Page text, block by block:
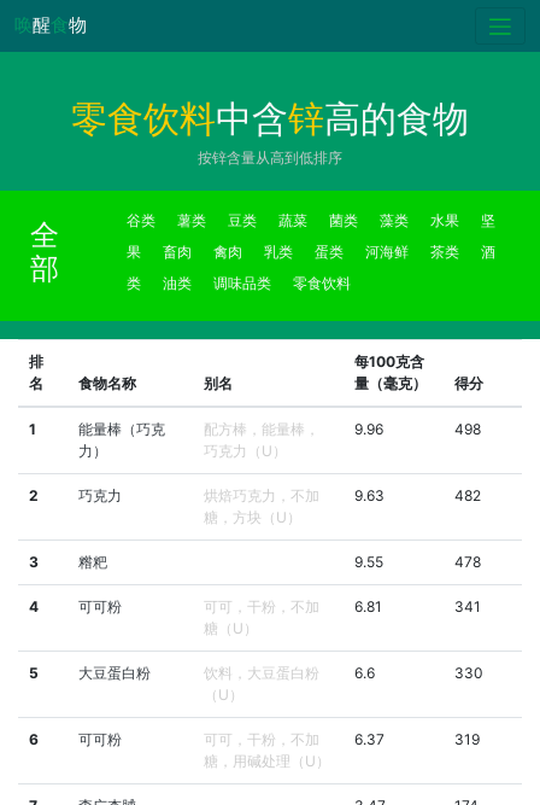
唤醒食物
零食饮料中含锌高的食物
按锌含量从高到低排序
全
部
谷类 薯类 豆类 蔬菜 菌类 藻类 水果
坚
果
畜肉 禽肉 乳类 蛋类 河海鲜 茶类
酒
类
油类 调味品类 零食饮料
排
名
食物名称 别名
每100克含
量（毫克）
得分
1
能量棒（巧克
力）
配方棒，能量棒，
巧克力（U）
9.96 498
2 巧克力
烘焙巧克力，不加
糖，方块（U）
9.63 482
3 糌粑 9.55 478
4 可可粉
可可，干粉，不加
糖（U）
6.81 341
5 大豆蛋白粉
饮料，大豆蛋白粉
（U）
6.6 330
6 可可粉
可可，干粉，不加
糖，用碱处理（U）
6.37 319